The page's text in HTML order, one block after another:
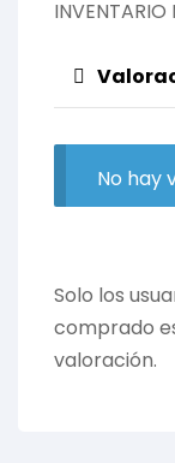
INVENTARIO
No hay
Solo los
comprado
valoración.